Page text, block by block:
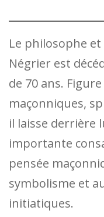
Le philosophe
Négrier est
de 70 ans.
maçonniques,
il laisse derrière
importante
pensée
symbolisme et
initiatiques.